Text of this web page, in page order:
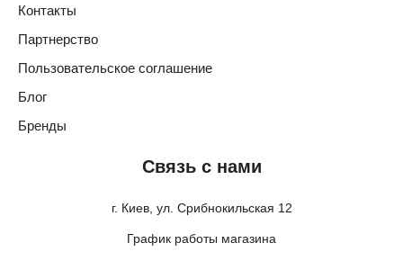
Связь с нами
г. Киев, ул. Срибнокильская 12
График работы магазина
Контакты
Партнерство
Пользовательское соглашение
Блог
Бренды